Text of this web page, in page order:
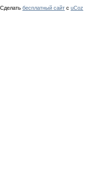
Сделать бесплатный сайт с uCoz